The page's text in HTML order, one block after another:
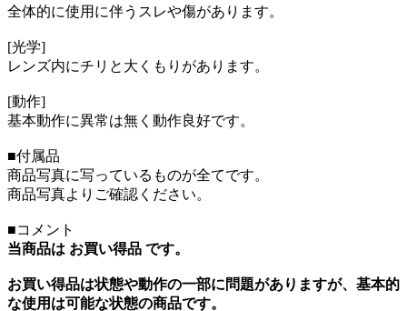
全体的に使用に伴うスレや傷があります。
[光学]
レンズ内にチリと大くもりがあります。
[動作]
基本動作に異常は無く動作良好です。
■付属品
商品写真に写っているものが全てです。
商品写真よりご確認ください。
■コメント
当商品は お買い得品 です。
お買い得品は状態や動作の一部に問題がありますが、基本的
な使用は可能な状態の商品です。